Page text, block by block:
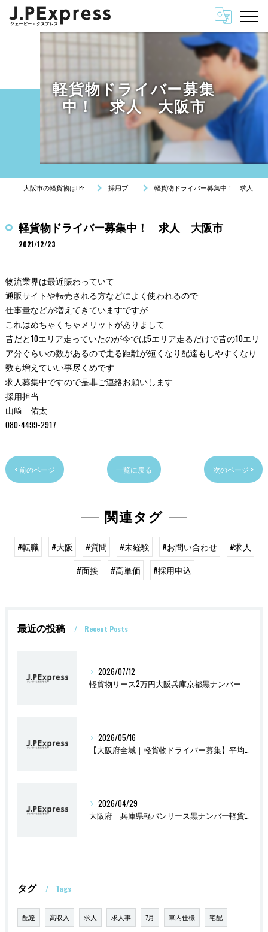
軽貨物ドライバー募集
中！ 求人 大阪市
大阪市の軽貨物はJ.PExpress 採用ブログ 軽貨物ドライバー募集中！ 求人 大阪市
軽貨物ドライバー募集中！ 求人 大阪市
2021/12/23
物流業界は最近賑わっていて
通販サイトや転売される方などによく使われるので
仕事量などが増えてきていますですが
これはめちゃくちゃメリットがありまして
昔だと10エリア走っていたのが今では5エリア走るだけで昔の10エリ
ア分ぐらいの数があるので走る距離が短くなり配達もしやすくなり
数も増えていい事尽くめです
求人募集中ですので是非ご連絡お願いします
採用担当
山﨑 佑太
080-4499-2917
< 前のページ 一覧に戻る 次のページ >
関連タグ
#転職 #大阪 #質問 #未経験 #お問い合わせ
#求人
#面接
#高単価 #採用申込
最近の投稿 Recent Posts
2026/07/12
軽貨物リース2万円大阪兵庫京都黒ナンバー
2026/05/16
【大阪府全域｜軽貨物ドライバー募集】平均報酬47万円
2026/04/29
大阪府 兵庫県軽バンリース黒ナンバー軽貨物2万円
タグ Tags
配達 高収入 求人 求人事 7月 車内仕様 宅配